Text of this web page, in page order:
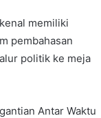
memiliki
pembahasan
politik ke meja
Antar Waktu